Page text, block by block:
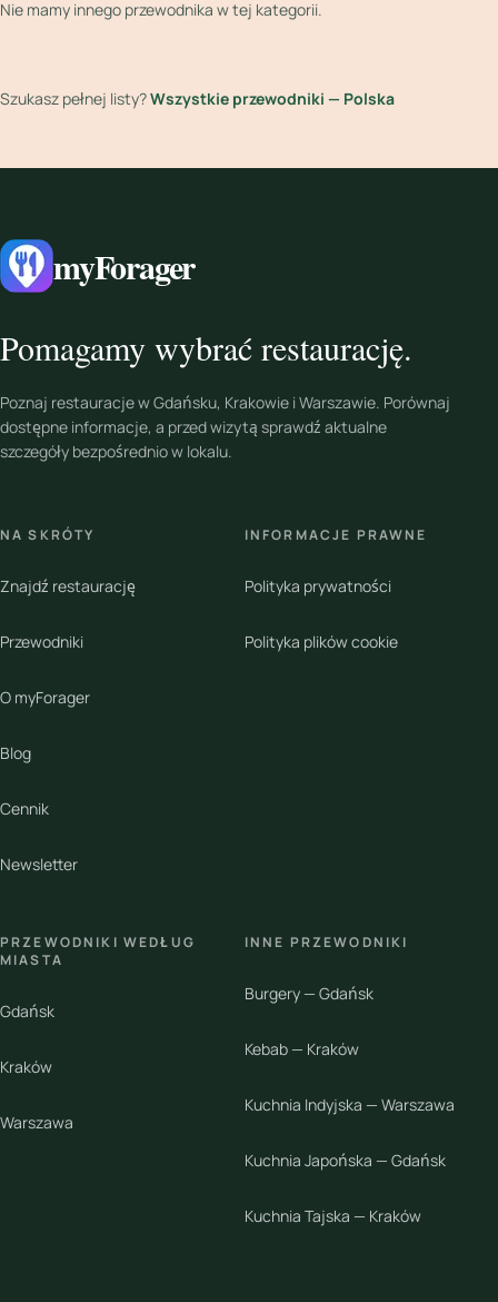
Nie mamy innego przewodnika w tej kategorii.
Szukasz pełnej listy?Wszystkie przewodniki — Polska
myForager
Pomagamy wybrać restaurację.
Poznaj restauracje w Gdańsku, Krakowie i Warszawie. Porównaj
dostępne informacje, a przed wizytą sprawdź aktualne
szczegóły bezpośrednio w lokalu.
NA SKRÓTY
Znajdź restaurację
Przewodniki
O myForager
Blog
Cennik
Newsletter
INFORMACJE PRAWNE
Polityka prywatności
Polityka plików cookie
PRZEWODNIKI WEDŁUG
MIASTA
Gdańsk
Kraków
Warszawa
INNE PRZEWODNIKI
Burgery — Gdańsk
Kebab — Kraków
Kuchnia Indyjska — Warszawa
Kuchnia Japońska — Gdańsk
Kuchnia Tajska — Kraków